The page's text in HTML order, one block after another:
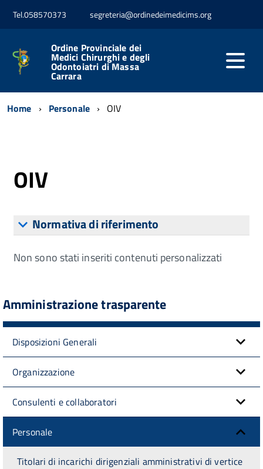
Tel.058570373 segreteria@ordinedeimedicims.org
Ordine Provinciale dei
Medici Chirurghi e degli
Odontoiatri di Massa
Carrara
Home Personale OIV
OIV
Normativa di riferimento
Non sono stati inseriti contenuti personalizzati
Amministrazione trasparente
Disposizioni Generali
Organizzazione
Consulenti e collaboratori
Personale
Titolari di incarichi dirigenziali amministrativi di vertice